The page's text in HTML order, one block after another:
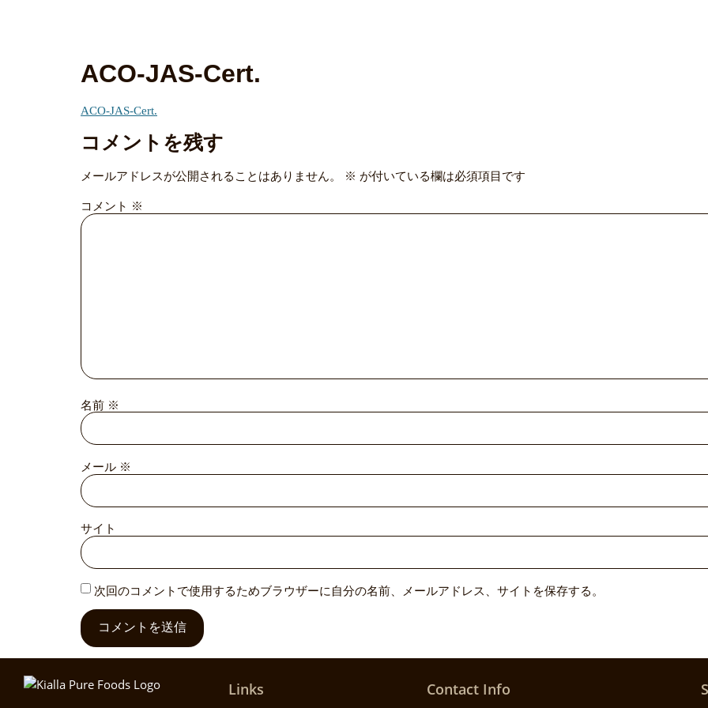
ACO-JAS-Cert.
ACO-JAS-Cert.
コメントを残す
メールアドレスが公開されることはありません。 ※ が付いている欄は必須項目です
コメント ※
名前 ※
メール ※
サイト
次回のコメントで使用するためブラウザーに自分の名前、メールアドレス、サイトを保存する。
Links Contact Info